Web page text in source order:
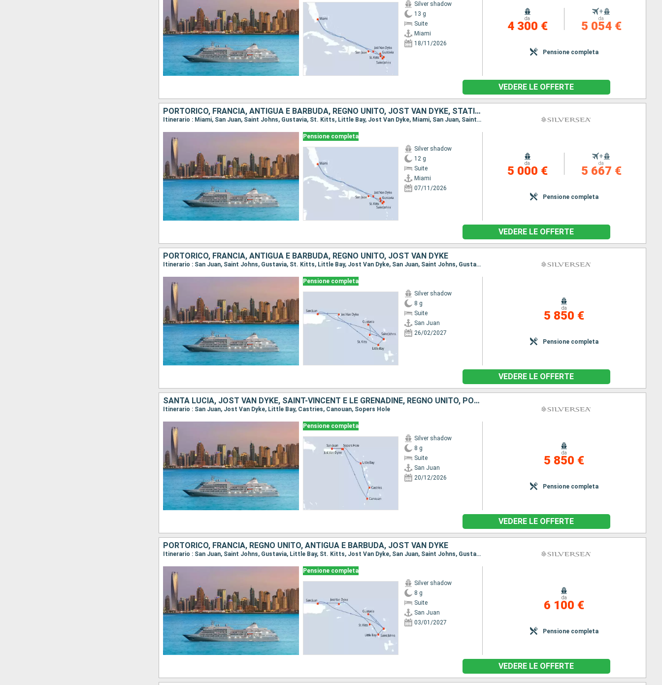
Silver shadow
13 g
Suite
Miami
18/11/2026
da
4 300 €
+
da
5 054 €
Pensione completa
VEDERE LE OFFERTE
PORTORICO, FRANCIA, ANTIGUA E BARBUDA, REGNO UNITO, JOST VAN DYKE, STATI UNITI
Itinerario : Miami, San Juan, Saint Johns, Gustavia, St. Kitts, Little Bay, Jost Van Dyke, Miami, San Juan, Saint Johns, Gustavia, St. Kitts, Little Bay, Jost Van Dyke, Miami
Pensione completa
Silver shadow
12 g
Suite
Miami
07/11/2026
da
5 000 €
+
da
5 667 €
Pensione completa
VEDERE LE OFFERTE
PORTORICO, FRANCIA, ANTIGUA E BARBUDA, REGNO UNITO, JOST VAN DYKE
Itinerario : San Juan, Saint Johns, Gustavia, St. Kitts, Little Bay, Jost Van Dyke, San Juan, Saint Johns, Gustavia, St. Kitts, Saint Johns, Little Bay, Jost Van Dyke, San Juan
Pensione completa
Silver shadow
8 g
Suite
San Juan
26/02/2027
da
5 850 €
Pensione completa
VEDERE LE OFFERTE
SANTA LUCIA, JOST VAN DYKE, SAINT-VINCENT E LE GRENADINE, REGNO UNITO, PORTORICO, TORTOLA
Itinerario : San Juan, Jost Van Dyke, Little Bay, Castries, Canouan, Sopers Hole
Pensione completa
Silver shadow
8 g
Suite
San Juan
20/12/2026
da
5 850 €
Pensione completa
VEDERE LE OFFERTE
PORTORICO, FRANCIA, REGNO UNITO, ANTIGUA E BARBUDA, JOST VAN DYKE
Itinerario : San Juan, Saint Johns, Gustavia, Little Bay, St. Kitts, Jost Van Dyke, San Juan, Saint Johns, Gustavia, Saint Johns, Little Bay, St. Kitts, Jost Van Dyke, San Juan
Pensione completa
Silver shadow
8 g
Suite
San Juan
03/01/2027
da
6 100 €
Pensione completa
VEDERE LE OFFERTE